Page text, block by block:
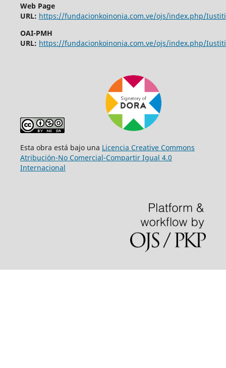
Web Page
URL: https://fundacionkoinonia.com.ve/ojs/index.php/
OAI-PMH
URL: https://fundacionkoinonia.com.ve/ojs/index.php/
Esta obra está bajo una Licencia Creative Commons
Atribución-No Comercial-Compartir Igual 4.0
Internacional